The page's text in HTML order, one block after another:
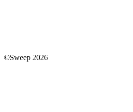
©Sweep 2026